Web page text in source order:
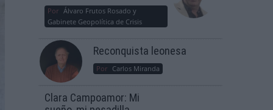
Por Álvaro Frutos Rosado y
Gabinete Geopolítica de Crisis
Reconquista leonesa
Por Carlos Miranda
Clara Campoamor: Mi